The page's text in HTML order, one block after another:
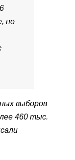
но
выборов
460 тыс.